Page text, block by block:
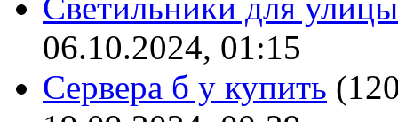
06.10.2024, 01:15
Сервера б у купить